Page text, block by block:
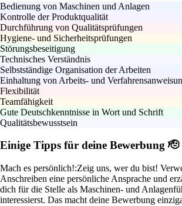
Bedienung von Maschinen und Anlagen
Kontrolle der Produktqualität
Durchführung von Qualitätsprüfungen
Hygiene- und Sicherheitsprüfungen
Störungsbeseitigung
Technisches Verständnis
Selbstständige Organisation der Arbeiten
Einhaltung von Arbeits- und
Flexibilität
Teamfähigkeit
Gute Deutschkenntnisse in Wort und Schrift
Qualitätsbewusstsein
Einige Tipps für deine Bewerbung 🫡
Mach es persönlich!:Zeig uns, wer du bist!
Anschreiben eine persönliche Ansprache und
dich für die Stelle als Maschinen- und
interessierst. Das macht deine Bewerbung